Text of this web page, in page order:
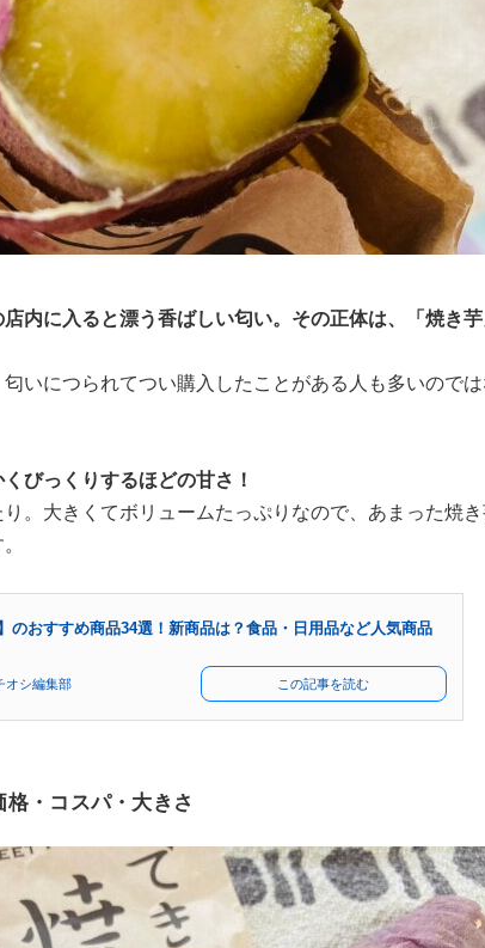
内に入ると漂う香ばしい匂い。その正体は、「焼き
いにつられてつい購入したことがある人も多いので
びっくりするほどの甘さ！
。大きくてボリュームたっぷりなので、あまった焼
】のおすすめ商品34選！新商品は？食品・日用品など人気商品
オシ編集部 この記事を読む
格・コスパ・大きさ